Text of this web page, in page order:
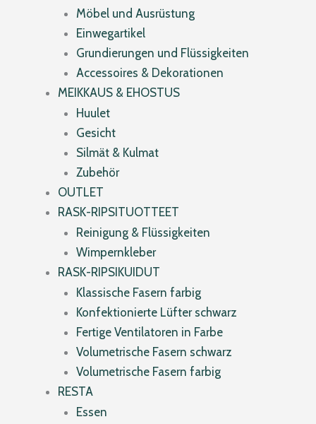
Möbel und Ausrüstung
Einwegartikel
Grundierungen und Flüssigkeiten
Accessoires & Dekorationen
MEIKKAUS & EHOSTUS
Huulet
Gesicht
Silmät & Kulmat
Zubehör
OUTLET
RASK-RIPSITUOTTEET
Reinigung & Flüssigkeiten
Wimpernkleber
RASK-RIPSIKUIDUT
Klassische Fasern farbig
Konfektionierte Lüfter schwarz
Fertige Ventilatoren in Farbe
Volumetrische Fasern schwarz
Volumetrische Fasern farbig
RESTA
Essen